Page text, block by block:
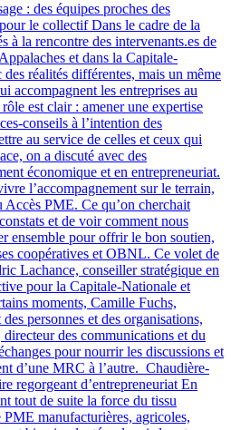
: des équipes proches des
le collectif Dans le cadre de la
à la rencontre des intervenants.es de
et dans la Capitale-
réalités différentes, mais un même
accompagnent les entreprises au
est clair : amener une expertise
conseils à l’intention des
au service de celles et ceux qui
on a discuté avec des
économique et en entrepreneuriat.
l’accompagnement sur le terrain,
Accès PME. Ce qu’on cherchait
et de voir comment nous
ensemble pour offrir le bon soutien,
coopératives et OBNL. Ce volet de
Lachance, conseiller stratégique en
pour la Capitale-Nationale et
moments, Camille Fuchs,
personnes et des organisations,
des communications et du
pour nourrir les discussions et
d’une MRC à l’autre. Chaudière-
regorgeant d’entrepreneuriat En
tout de suite la force du tissu
manufacturières, agricoles,